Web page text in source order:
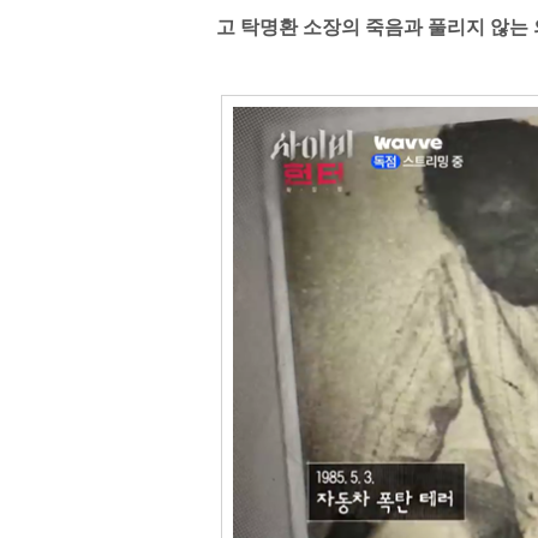
고 탁명환 소장의 죽음과 풀리지 않는